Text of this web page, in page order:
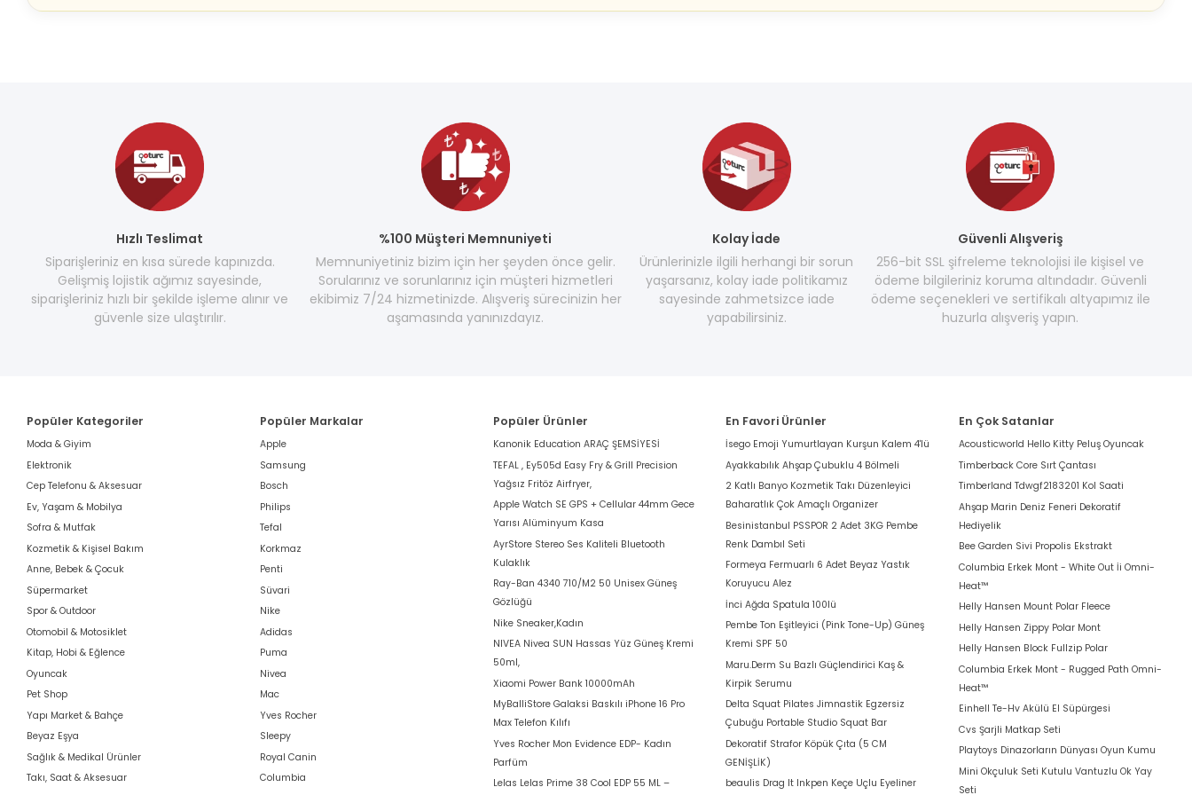
Hızlı Teslimat
Siparişleriniz en kısa sürede kapınızda.
Gelişmiş lojistik ağımız sayesinde,
siparişleriniz hızlı bir şekilde işleme alınır ve
güvenle size ulaştırılır.
%100 Müşteri Memnuniyeti
Memnuniyetiniz bizim için her şeyden önce gelir.
Sorularınız ve sorunlarınız için müşteri hizmetleri
ekibimiz 7/24 hizmetinizde. Alışveriş sürecinizin her
aşamasında yanınızdayız.
Kolay İade
Ürünlerinizle ilgili herhangi bir sorun
yaşarsanız, kolay iade politikamız
sayesinde zahmetsizce iade
yapabilirsiniz.
Güvenli Alışveriş
256-bit SSL şifreleme teknolojisi ile kişisel ve
ödeme bilgileriniz koruma altındadır. Güvenli
ödeme seçenekleri ve sertifikalı altyapımız ile
huzurla alışveriş yapın.
Popüler Kategoriler
Moda & Giyim
Elektronik
Cep Telefonu & Aksesuar
Ev, Yaşam & Mobilya
Sofra & Mutfak
Kozmetik & Kişisel Bakım
Anne, Bebek & Çocuk
Süpermarket
Spor & Outdoor
Otomobil & Motosiklet
Kitap, Hobi & Eğlence
Oyuncak
Pet Shop
Yapı Market & Bahçe
Beyaz Eşya
Sağlık & Medikal Ürünler
Takı, Saat & Aksesuar
Popüler Markalar
Apple
Samsung
Bosch
Philips
Tefal
Korkmaz
Penti
Süvari
Nike
Adidas
Puma
Nivea
Mac
Yves Rocher
Sleepy
Royal Canin
Columbia
Popüler Ürünler
Kanonik Education ARAÇ ŞEMSİYESİ
TEFAL , Ey505d Easy Fry & Grill Precision
Yağsız Fritöz Airfryer,
Apple Watch SE GPS + Cellular 44mm Gece
Yarısı Alüminyum Kasa
AyrStore Stereo Ses Kaliteli Bluetooth
Kulaklık
Ray-Ban 4340 710/M2 50 Unisex Güneş
Gözlüğü
Nike Sneaker,Kadın
NIVEA Nivea SUN Hassas Yüz Güneş Kremi
50ml,
Xiaomi Power Bank 10000mAh
MyBalliStore Galaksi Baskılı iPhone 16 Pro
Max Telefon Kılıfı
Yves Rocher Mon Evidence EDP- Kadın
Parfüm
Lelas Lelas Prime 38 Cool EDP 55 ML –
En Favori Ürünler
İsego Emoji Yumurtlayan Kurşun Kalem 4'lü
Ayakkabılık Ahşap Çubuklu 4 Bölmeli
2 Katlı Banyo Kozmetik Takı Düzenleyici
Baharatlık Çok Amaçlı Organizer
Besinistanbul PSSPOR 2 Adet 3KG Pembe
Renk Dambıl Seti
Formeya Fermuarlı 6 Adet Beyaz Yastık
Koruyucu Alez
İnci Ağda Spatula 100lü
Pembe Ton Eşitleyici (Pink Tone-Up) Güneş
Kremi SPF 50
Maru.Derm Su Bazlı Güçlendirici Kaş &
Kirpik Serumu
Delta Squat Pilates Jimnastik Egzersiz
Çubuğu Portable Studio Squat Bar
Dekoratif Strafor Köpük Çıta (5 CM
GENİŞLİK)
beaulis Drag It Inkpen Keçe Uçlu Eyeliner
En Çok Satanlar
Acousticworld Hello Kitty Peluş Oyuncak
Timberback Core Sırt Çantası
Timberland Tdwgf2183201 Kol Saati
Ahşap Marin Deniz Feneri Dekoratif
Hediyelik
Bee Garden Sivi Propolis Ekstrakt
Columbia Erkek Mont - White Out İi Omni-
Heat™
Helly Hansen Mount Polar Fleece
Helly Hansen Zippy Polar Mont
Helly Hansen Block Fullzip Polar
Columbia Erkek Mont - Rugged Path Omni-
Heat™
Einhell Te-Hv Akülü El Süpürgesi
Cvs Şarjli Matkap Seti
Playtoys Dinazorların Dünyası Oyun Kumu
Mini Okçuluk Seti Kutulu Vantuzlu Ok Yay
Seti